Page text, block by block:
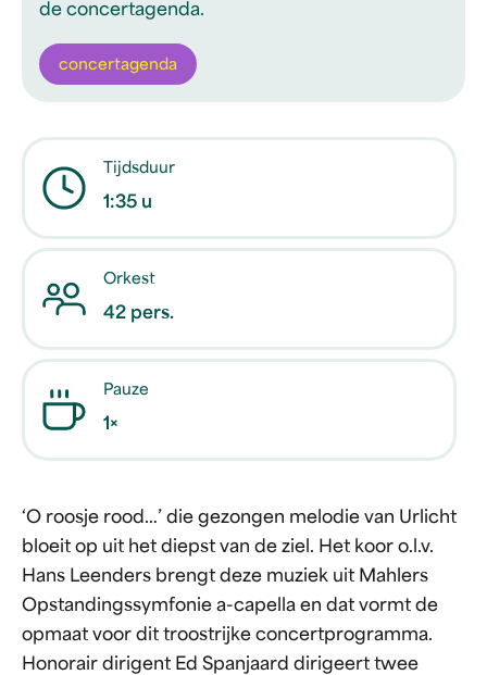
Tijdsduur
1:35 u
Orkest
42 pers.
Pauze
1×
‘O roosje rood…’ die gezongen melodie van Urlicht
bloeit op uit het diepst van de ziel. Het koor o.l.v.
Hans Leenders brengt deze muziek uit Mahlers
Opstandingssymfonie a-capella en dat vormt de
opmaat voor dit troostrijke concertprogramma.
Honorair dirigent Ed Spanjaard dirigeert twee
de concertagenda.
concertagenda